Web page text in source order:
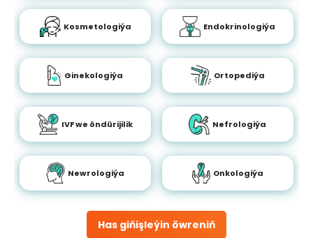
Has giňişleýin öwreniň
Kosmetologiýa Endokrinologiýa
Ginekologiýa Ortopediýa
IVF we öndürijilik Nefrologiýa
Newrologiýa Onkologiýa